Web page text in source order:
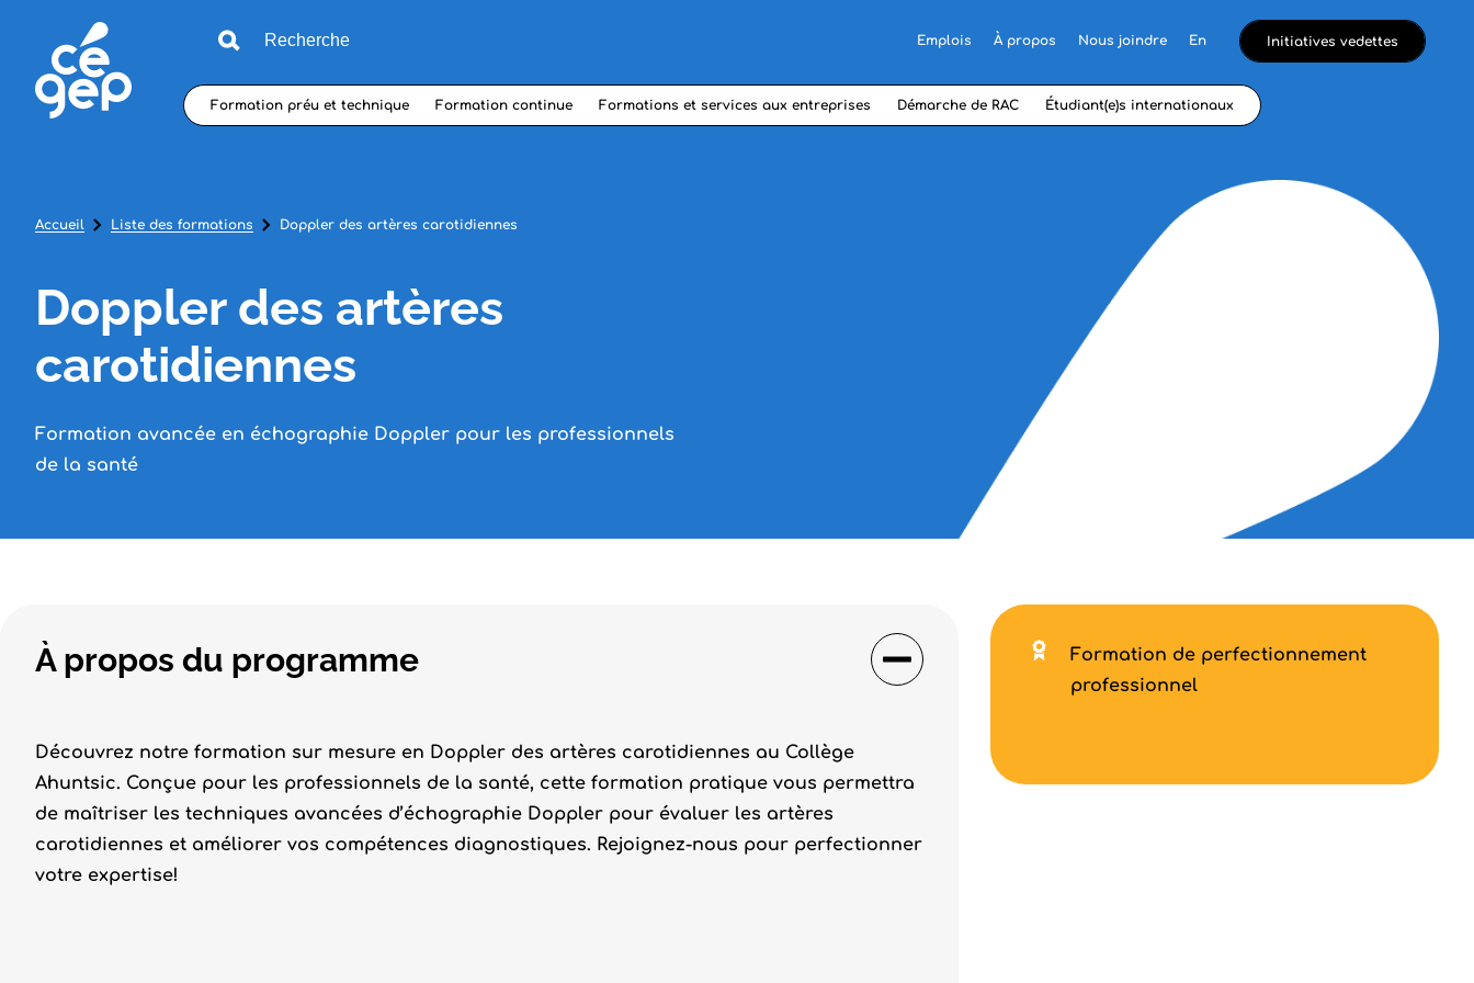
Emplois À propos Nous joindre En Initiatives vedettes
Formation préu et technique Formation continue Formations et services aux entreprises Démarche de RAC Étudiant(e)s internationaux
Accueil Liste des formations Doppler des artères carotidiennes
Doppler des artères
carotidiennes
Formation avancée en échographie Doppler pour les professionnels
de la santé
À propos du programme
Découvrez notre formation sur mesure en Doppler des artères carotidiennes au Collège
Ahuntsic. Conçue pour les professionnels de la santé, cette formation pratique vous permettra
de maîtriser les techniques avancées d’échographie Doppler pour évaluer les artères
carotidiennes et améliorer vos compétences diagnostiques. Rejoignez-nous pour perfectionner
votre expertise!
Formation de perfectionnement
professionnel